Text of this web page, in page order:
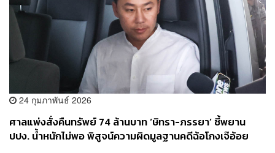
24 กุมภาพันธ์ 2026
ศาลแพ่งสั่งคืนทรัพย์ 74 ล้านบาท ‘ษิทรา-ภรรยา’ ชี้พยาน
ปปง. น้ำหนักไม่พอ พิสูจน์ความผิดมูลฐานคดีฉ้อโกงเจ๊อ้อย